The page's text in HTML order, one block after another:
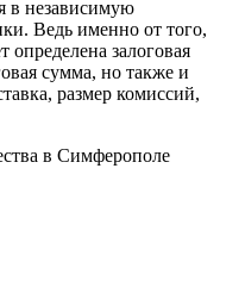
в независимую
Ведь именно от того,
определена залоговая
сумма, но также и
размер комиссий,